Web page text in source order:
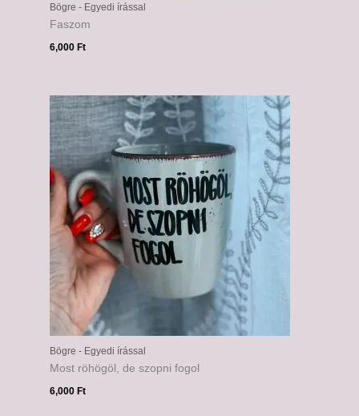
Bögre - Egyedi írással
Faszom
6,000Ft
Bögre - Egyedi írással
Most röhögöl, de szopni fogol
6,000Ft